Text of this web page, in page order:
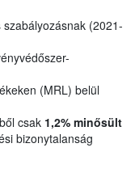
szabályozásnak (2021-
(MRL) belül
csak 1,2% minősült
bizonytalanság